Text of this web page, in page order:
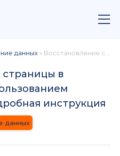
данных » Восстановление страницы в ВКонтакте с использованием фотографии: подробная инструкция
страницы в
инструкция
данных